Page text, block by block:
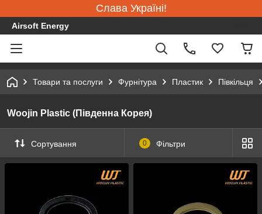
Слава Україні!
Airsoft Energy
Товари та послуги Фурнітура Пластик Півкільця
Woojin Plastic (Південна Корея)
Сортування 0 Фільтри